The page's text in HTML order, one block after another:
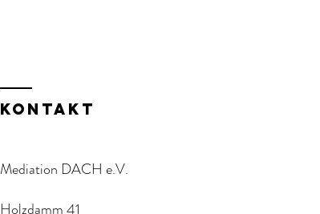
KOntakt
Mediation DACH e.V.
Holzdamm 41